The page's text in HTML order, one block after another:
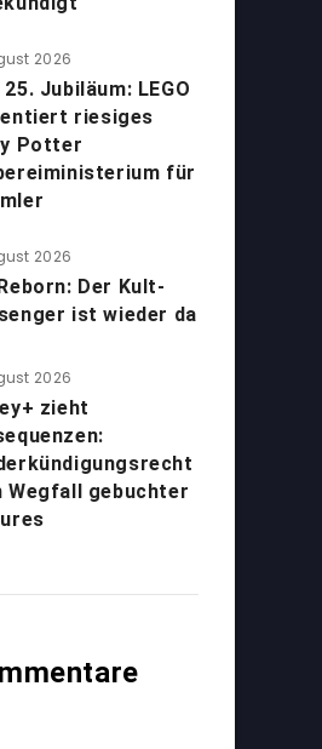
2026
Jubiläum: LEGO
riesiges
Potter
für
2026
Der Kult-
ist wieder da
2026
zieht
Wegfall gebuchter